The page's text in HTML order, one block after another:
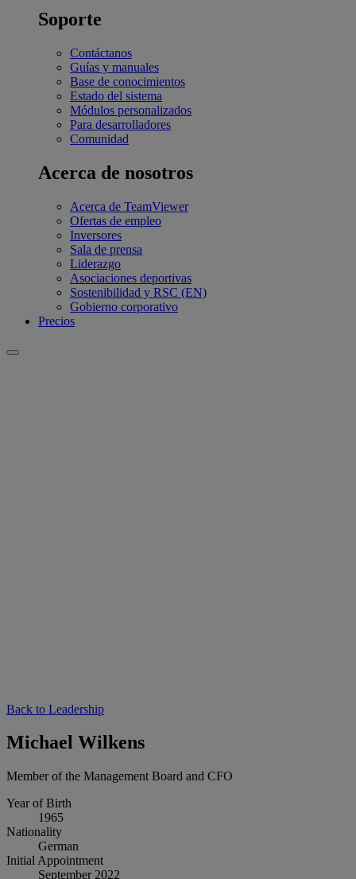
Soporte
Contáctanos
Guías y manuales
Base de conocimientos
Estado del sistema
Módulos personalizados
Para desarrolladores
Comunidad
Acerca de nosotros
Acerca de TeamViewer
Ofertas de empleo
Inversores
Sala de prensa
Liderazgo
Asociaciones deportivas
Sostenibilidad y RSC (EN)
Gobierno corporativo
Precios
Back to Leadership
Michael Wilkens
Member of the Management Board and CFO
Year of Birth
1965
Nationality
German
Initial Appointment
September 2022